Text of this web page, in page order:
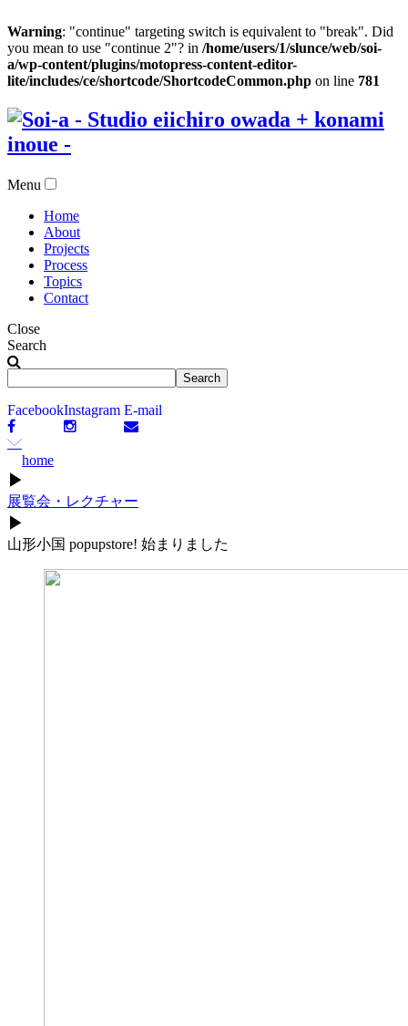
Warning: "continue" targeting switch is equivalent to "break". Did
you mean to use "continue 2"? in /home/users/1/slunce/web/soi-
a/wp-content/plugins/motopress-content-editor-
lite/includes/ce/shortcode/ShortcodeCommon.php on line 781
Menu
Home
About
Projects
Process
Topics
Contact
Close
Search
FacebookInstagram E-mail
home
▶
展覧会・レクチャー
▶
山形小国 popupstore! 始まりました